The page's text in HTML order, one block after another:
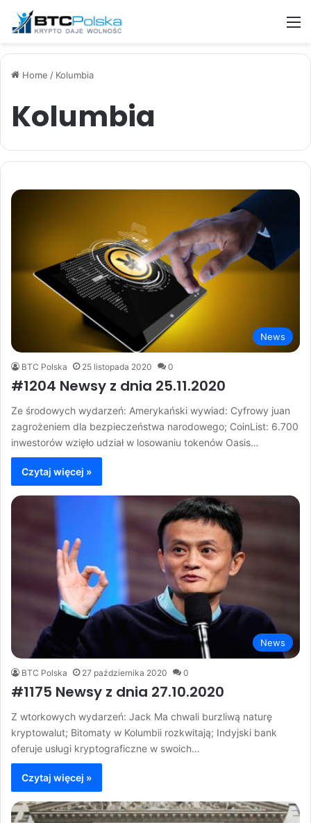
Home / Kolumbia
Kolumbia
News
BTC Polska 25 listopada 2020 0
#1204 Newsy z dnia 25.11.2020
Ze środowych wydarzeń: Amerykański wywiad: Cyfrowy juan
zagrożeniem dla bezpieczeństwa narodowego; CoinList: 6.700
inwestorów wzięło udział w losowaniu tokenów Oasis…
Czytaj więcej »
News
BTC Polska 27 października 2020 0
#1175 Newsy z dnia 27.10.2020
Z wtorkowych wydarzeń: Jack Ma chwali burzliwą naturę
kryptowalut; Bitomaty w Kolumbii rozkwitają; Indyjski bank
oferuje usługi kryptograficzne w swoich…
Czytaj więcej »